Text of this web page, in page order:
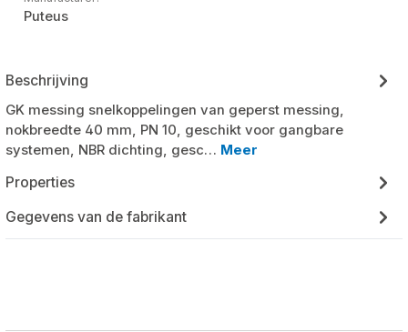
Puteus
Beschrijving
GK messing snelkoppelingen van geperst messing,
nokbreedte 40 mm, PN 10, geschikt voor gangbare
systemen, NBR dichting, gesc… Meer
Properties
Gegevens van de fabrikant